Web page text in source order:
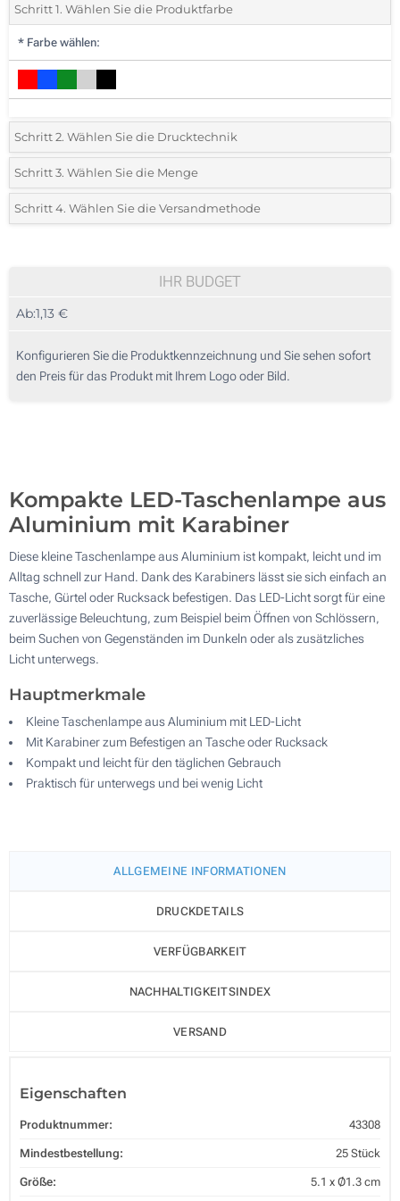
Schritt 1. Wählen Sie die Produktfarbe
* Farbe wählen:
Schritt 2. Wählen Sie die Drucktechnik
*Wählen Sie die Druck- und Farbtechniken für Ihr Logo:
Lasergravur (Auf einer Seite)
Schritt 3. Wählen Sie die Menge
*Bitte wählen Sie Ihre gewünschte Menge
50
125
250
Schritt 4. Wählen Sie die Versandmethode
IHR BUDGET
Ab:1,13 €
Konfigurieren Sie die Produktkennzeichnung und Sie sehen sofort
den Preis für das Produkt mit Ihrem Logo oder Bild.
Kompakte LED-Taschenlampe aus
Aluminium mit Karabiner
Diese kleine Taschenlampe aus Aluminium ist kompakt, leicht und im
Alltag schnell zur Hand. Dank des Karabiners lässt sie sich einfach an
Tasche, Gürtel oder Rucksack befestigen. Das LED-Licht sorgt für eine
zuverlässige Beleuchtung, zum Beispiel beim Öffnen von Schlössern,
beim Suchen von Gegenständen im Dunkeln oder als zusätzliches
Licht unterwegs.
Hauptmerkmale
Kleine Taschenlampe aus Aluminium mit LED-Licht
Mit Karabiner zum Befestigen an Tasche oder Rucksack
Kompakt und leicht für den täglichen Gebrauch
Praktisch für unterwegs und bei wenig Licht
ALLGEMEINE INFORMATIONEN
DRUCKDETAILS
VERFÜGBARKEIT
NACHHALTIGKEITSINDEX
VERSAND
Eigenschaften
Produktnummer: 43308
Mindestbestellung: 25 Stück
Größe: 5.1 x Ø1.3 cm